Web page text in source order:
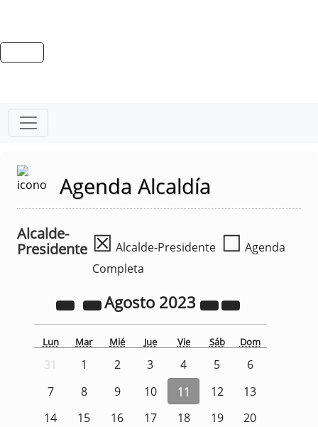
Agenda Alcaldía
Alcalde-
Presidente ☒ Alcalde-Presidente ☐ Agenda
Completa
Agosto 2023
Lun Mar Mié Jue Vie Sáb Dom
31 1 2 3 4 5
6
7
8 9 10 11 12
13
14
15 16 17 18 19
20